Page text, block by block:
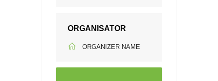
ORGANISATOR
ORGANIZER NAME